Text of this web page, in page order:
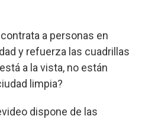
a personas en
y refuerza las cuadrillas
a la vista, no están
limpia?
dispone de las